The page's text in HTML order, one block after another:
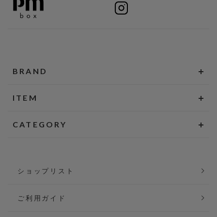
BRAND
ITEM
CATEGORY
ショップリスト
ご利用ガイド